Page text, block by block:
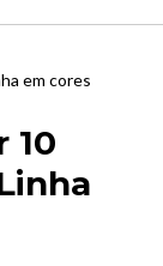
em cores
10